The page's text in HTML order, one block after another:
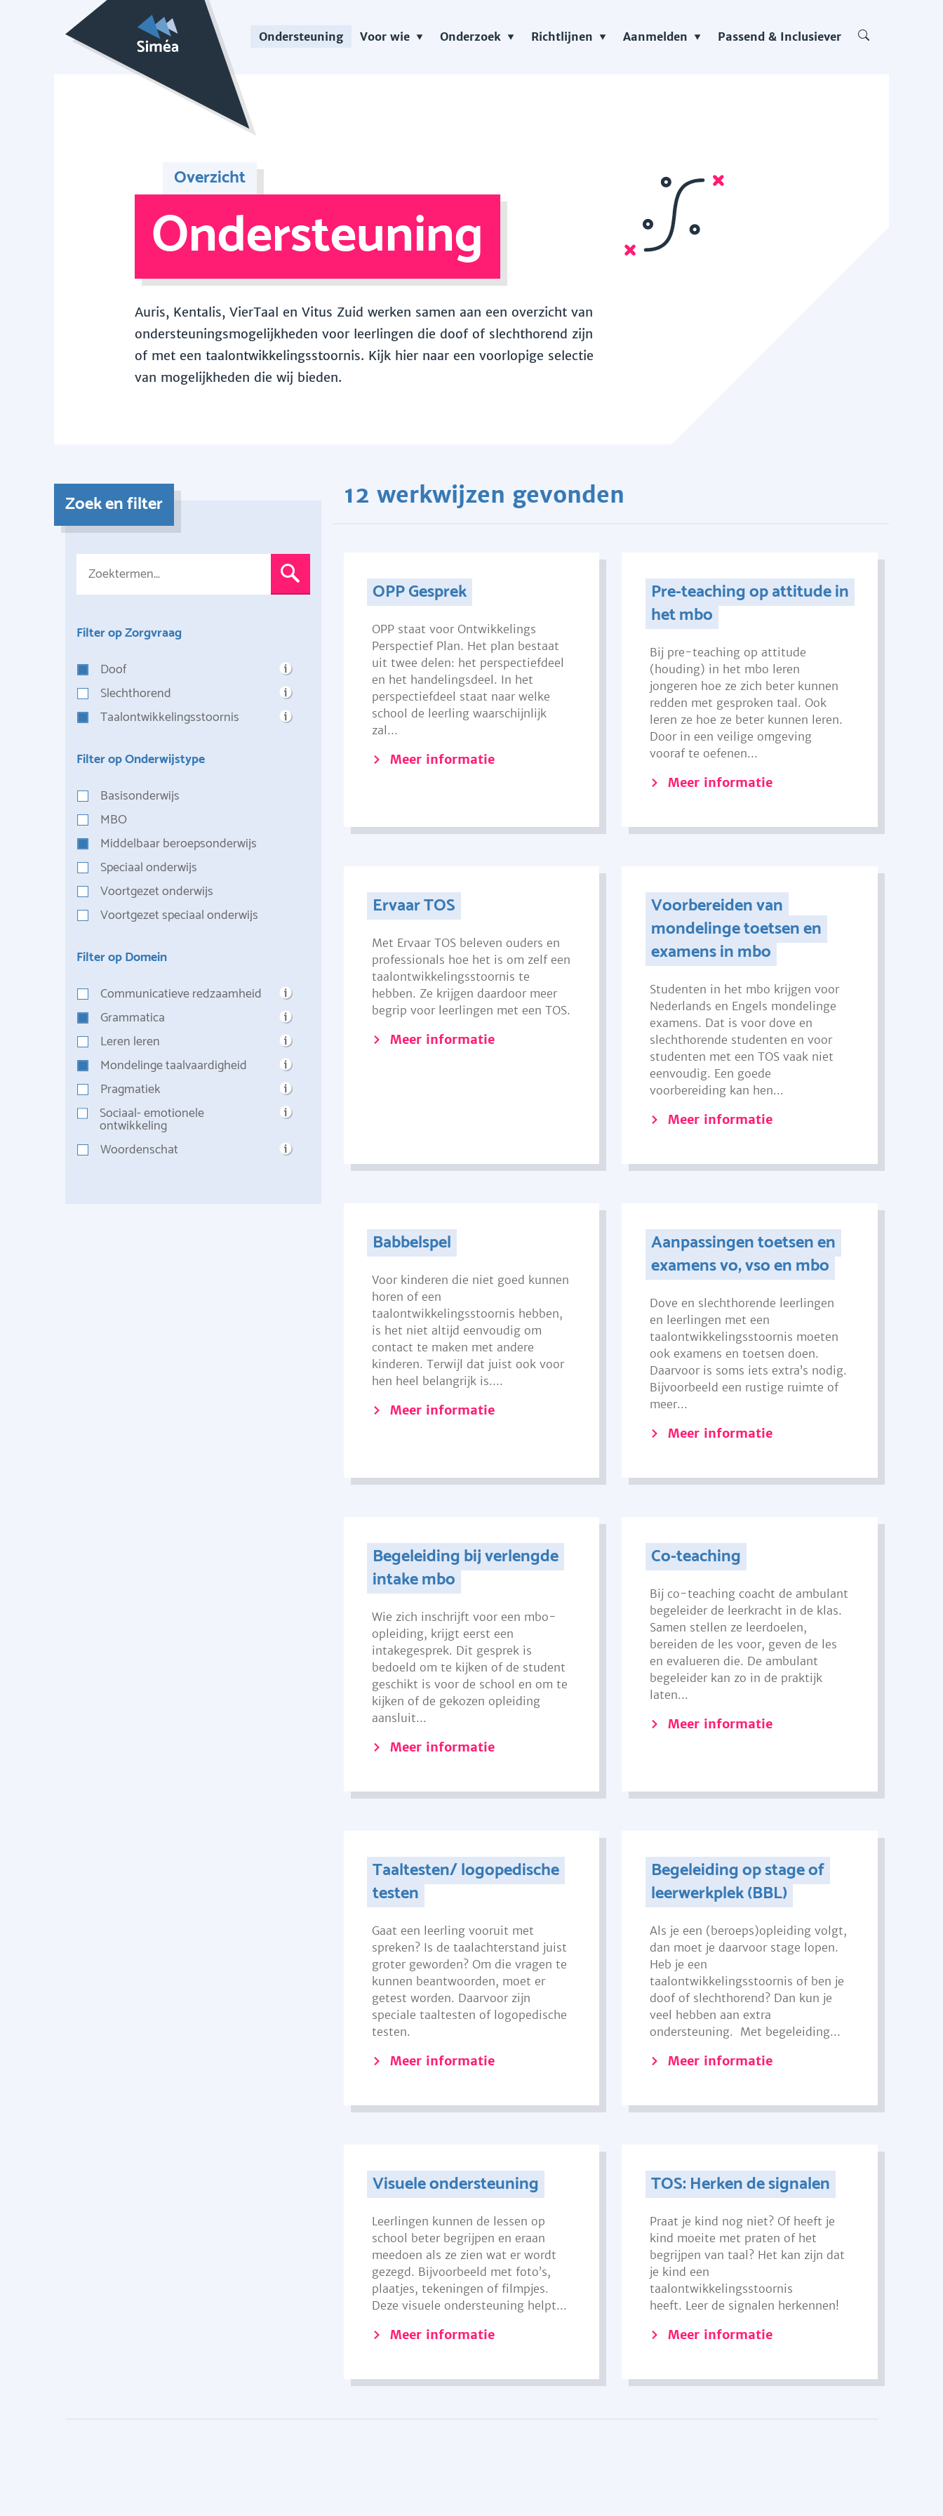
Ondersteuning Voor wie Onderzoek Richtlijnen Aanmelden Passend & Inclusiever
Overzicht
Ondersteuning
Auris, Kentalis, VierTaal en Vitus Zuid werken samen aan een overzicht van
ondersteuningsmogelijkheden voor leerlingen die doof of slechthorend zijn
of met een taalontwikkelingsstoornis. Kijk hier naar een voorlopige selectie
van mogelijkheden die wij bieden.
Zoek en filter
Filter op Zorgvraag
Doof
Slechthorend
Taalontwikkelingsstoornis
Filter op Onderwijstype
Basisonderwijs
MBO
Middelbaar beroepsonderwijs
Speciaal onderwijs
Voortgezet onderwijs
Voortgezet speciaal onderwijs
Filter op Domein
Communicatieve redzaamheid
Grammatica
Leren leren
Mondelinge taalvaardigheid
Pragmatiek
Sociaal- emotionele
ontwikkeling
Woordenschat
12 werkwijzen gevonden
OPP Gesprek
OPP staat voor Ontwikkelings
Perspectief Plan. Het plan bestaat
uit twee delen: het perspectiefdeel
en het handelingsdeel. In het
perspectiefdeel staat naar welke
school de leerling waarschijnlijk
zal...
Meer informatie
Pre-teaching op attitude in
het mbo
Bij pre-teaching op attitude
(houding) in het mbo leren
jongeren hoe ze zich beter kunnen
redden met gesproken taal. Ook
leren ze hoe ze beter kunnen leren.
Door in een veilige omgeving
vooraf te oefenen...
Meer informatie
Ervaar TOS
Met Ervaar TOS beleven ouders en
professionals hoe het is om zelf een
taalontwikkelingsstoornis te
hebben. Ze krijgen daardoor meer
begrip voor leerlingen met een TOS.
Meer informatie
Voorbereiden van
mondelinge toetsen en
examens in mbo
Studenten in het mbo krijgen voor
Nederlands en Engels mondelinge
examens. Dat is voor dove en
slechthorende studenten en voor
studenten met een TOS vaak niet
eenvoudig. Een goede
voorbereiding kan hen...
Meer informatie
Babbelspel
Voor kinderen die niet goed kunnen
horen of een
taalontwikkelingsstoornis hebben,
is het niet altijd eenvoudig om
contact te maken met andere
kinderen. Terwijl dat juist ook voor
hen heel belangrijk is....
Meer informatie
Aanpassingen toetsen en
examens vo, vso en mbo
Dove en slechthorende leerlingen
en leerlingen met een
taalontwikkelingsstoornis moeten
ook examens en toetsen doen.
Daarvoor is soms iets extra’s nodig.
Bijvoorbeeld een rustige ruimte of
meer...
Meer informatie
Begeleiding bij verlengde
intake mbo
Wie zich inschrijft voor een mbo-
opleiding, krijgt eerst een
intakegesprek. Dit gesprek is
bedoeld om te kijken of de student
geschikt is voor de school en om te
kijken of de gekozen opleiding
aansluit...
Meer informatie
Co-teaching
Bij co-teaching coacht de ambulant
begeleider de leerkracht in de klas.
Samen stellen ze leerdoelen,
bereiden de les voor, geven de les
en evalueren die. De ambulant
begeleider kan zo in de praktijk
laten...
Meer informatie
Taaltesten/ logopedische
testen
Gaat een leerling vooruit met
spreken? Is de taalachterstand juist
groter geworden? Om die vragen te
kunnen beantwoorden, moet er
getest worden. Daarvoor zijn
speciale taaltesten of logopedische
testen.
Meer informatie
Begeleiding op stage of
leerwerkplek (BBL)
Als je een (beroeps)opleiding volgt,
dan moet je daarvoor stage lopen.
Heb je een
taalontwikkelingsstoornis of ben je
doof of slechthorend? Dan kun je
veel hebben aan extra
ondersteuning. Met begeleiding...
Meer informatie
Visuele ondersteuning
Leerlingen kunnen de lessen op
school beter begrijpen en eraan
meedoen als ze zien wat er wordt
gezegd. Bijvoorbeeld met foto’s,
plaatjes, tekeningen of filmpjes.
Deze visuele ondersteuning helpt...
Meer informatie
TOS: Herken de signalen
Praat je kind nog niet? Of heeft je
kind moeite met praten of het
begrijpen van taal? Het kan zijn dat
je kind een
taalontwikkelingsstoornis
heeft. Leer de signalen herkennen!
Meer informatie